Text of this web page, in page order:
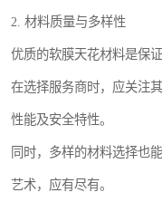
2. 材料质量与多样性
优质的软膜天花材料是保
在选择服务商时，应关注
性能及安全特性。
同时，多样的材料选择也
艺术，应有尽有。